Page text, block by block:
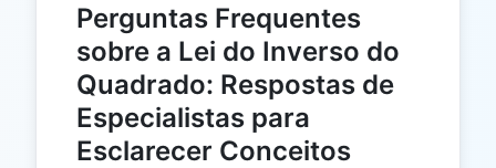
Perguntas Frequentes
sobre a Lei do Inverso do
Quadrado: Respostas de
Especialistas para
Esclarecer Conceitos